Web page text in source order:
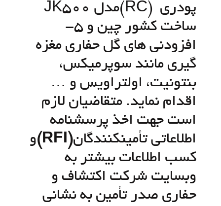
پودری (RC)مدل JK500
ساخت کشور چین و 5-
افزودنی های گل حفاری مغزه
گیری مانند سوپرمیکس،
بنتونیت، اولتراویس و …
اقدام نماید. متقاضیان لازم
است جهت اخذ پرسشنامه
اطلاعاتی تأمین­کنندگان(RFI)
و
کسب اطلاعات بیشتر به
وبسایت شرکت اكتشاف و
حفاري صدر تأمين به نشانی